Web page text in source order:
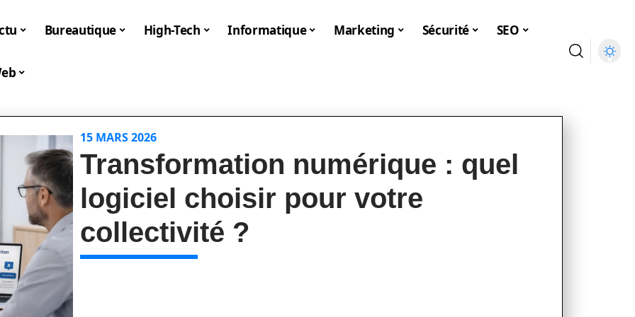
Bureautique High-Tech Informatique Marketing Sécurité SEO
15 MARS 2026
Transformation numérique : quel
logiciel choisir pour votre
collectivité ?